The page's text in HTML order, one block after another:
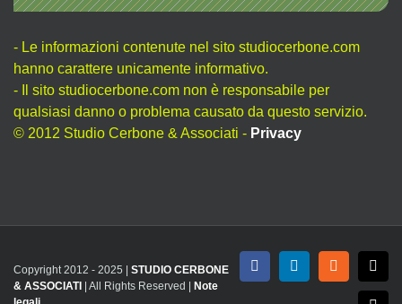
- Le informazioni contenute nel sito studiocerbone.com
hanno carattere unicamente informativo.
- Il sito studiocerbone.com non è responsabile per
qualsiasi danno o problema causato da questo servizio.
© 2012 Studio Cerbone & Associati - Privacy
Copyright 2012 - 2025 | STUDIO CERBONE
& ASSOCIATI | All Rights Reserved | Note
FacebookLinkedInRss X